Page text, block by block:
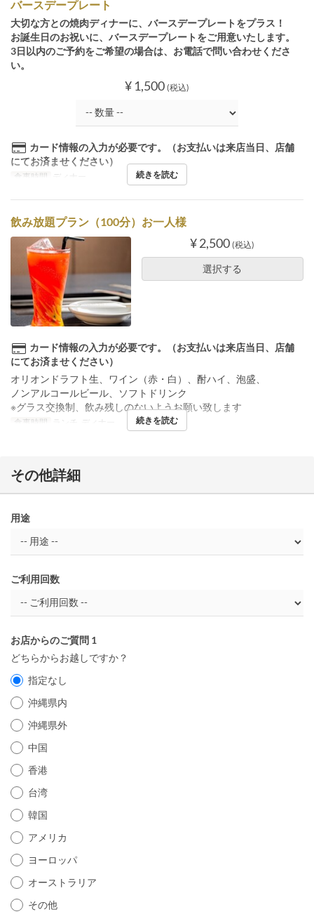
バースデープレート
大切な方との焼肉ディナーに、バースデープレートをプラス！
お誕生日のお祝いに、バースデープレートをご用意いたします。
3日以内のご予約をご希望の場合は、お電話で問い合わせくださ
い。
¥ 1,500 (税込)
カード情報の入力が必要です。（お支払いは来店当日、店舗
にてお済ませください）
食事時間 ディナー 続きを読む
飲み放題プラン（100分）お一人様
¥ 2,500 (税込)
選択する
カード情報の入力が必要です。（お支払いは来店当日、店舗
にてお済ませください）
オリオンドラフト生、ワイン（赤・白）、酎ハイ、泡盛、
ノンアルコールビール、ソフトドリンク
※グラス交換制、飲み残しのないようお願い致します
食事時間 ランチ, ディナー 続きを読む
その他詳細
用途
ご利用回数
お店からのご質問 1
どちらからお越しですか？
指定なし
沖縄県内
沖縄県外
中国
香港
台湾
韓国
アメリカ
ヨーロッパ
オーストラリア
その他